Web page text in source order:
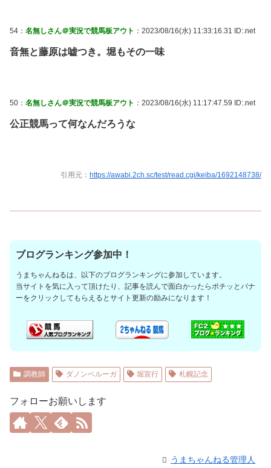
54： 名無しさん＠実況で競馬板アウト ：2023/08/16(水) 11:33:16.31 ID:.net
音無と藤原は嘘つき。堀もその一味
50： 名無しさん＠実況で競馬板アウト ：2023/08/16(水) 11:17:47.59 ID:.net
公正競馬って何なんだろうな
引用元： https://awabi.2ch.sc/test/read.cgi/keiba/1692148738/
ブログランキング参加中！
うまちゃんねるは、以下のブログランキングに参加しています。
当サイトを気に入って頂けたり、記事を読んで面白かったらポチッとバナ
ーをクリックしてもらえるとサイト更新の励みになります！
調教師 ダノンベルーガ 堀宣行 札幌記念
フォローお願いします
うまちゃんねる管理人